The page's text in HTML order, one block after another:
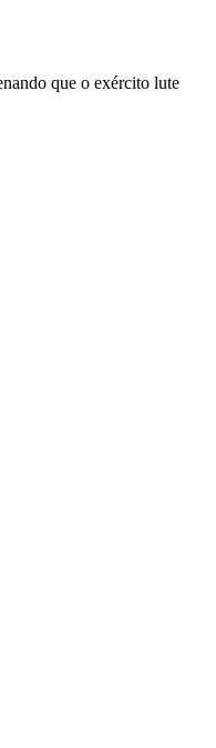
que o exército lute